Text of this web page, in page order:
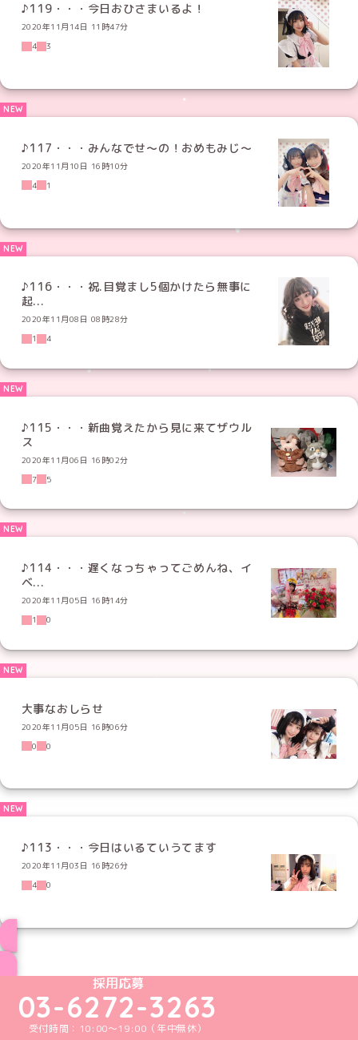
♪119・・・今日おひさまいるよ！
2020年11月14日 11時47分
4
3
♪117・・・みんなでせ〜の！おめもみじ〜
2020年11月10日 16時10分
4
1
♪116・・・祝.目覚まし5個かけたら無事に
起...
2020年11月08日 08時28分
1
4
♪115・・・新曲覚えたから見に来てザウル
ス
2020年11月06日 16時02分
7
5
♪114・・・遅くなっちゃってごめんね、イ
ベ...
2020年11月05日 16時14分
1
0
大事なおしらせ
2020年11月05日 16時06分
0
0
♪113・・・今日はいるていうてます
2020年11月03日 16時26分
4
0
めいどりーみんTikTok公式アカウント
めいどりーみんX公式アカウント
めいどりーみんInstagram公式アカウント
めいどりーみんFacebook公式アカウン
めいどりーみんYouTube公式アカ
採用応募
03-6272-3263
受付時間：10:00～19:00（年中無休）